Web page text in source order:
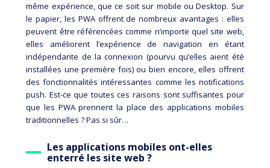
même expérience, que ce soit sur mobile ou Desktop. Sur
le papier, les PWA offrent de nombreux avantages : elles
peuvent être référencées comme n’importe quel site web,
elles améliorent l’expérience de navigation en étant
indépendante de la connexion (pourvu qu’elles aient été
installées une première fois) ou bien encore, elles offrent
des fonctionnalités intéressantes comme les notifications
push. Est-ce que toutes ces raisons sont suffisantes pour
que les PWA prennent la place des applications mobiles
traditionnelles ? Pas si sûr…
Les applications mobiles ont-elles
enterré les site web ?